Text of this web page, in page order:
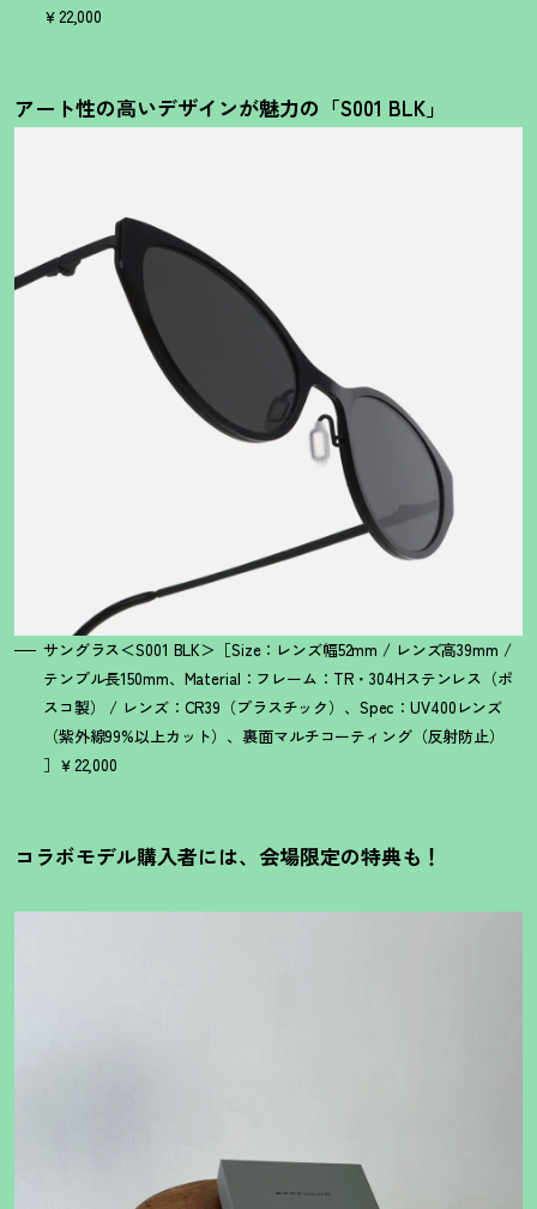
￥22,000
アート性の高いデザインが魅力の「S001 BLK」
サングラス＜S001 BLK＞［Size：レンズ幅52mm / レンズ高39mm /
テンプル長150mm、Material：フレーム：TR・304Hステンレス（ポ
スコ製） / レンズ：CR39（プラスチック）、Spec：UV400レンズ
（紫外線99%以上カット）、裏面マルチコーティング（反射防止）
］￥22,000
コラボモデル購入者には、会場限定の特典も ！